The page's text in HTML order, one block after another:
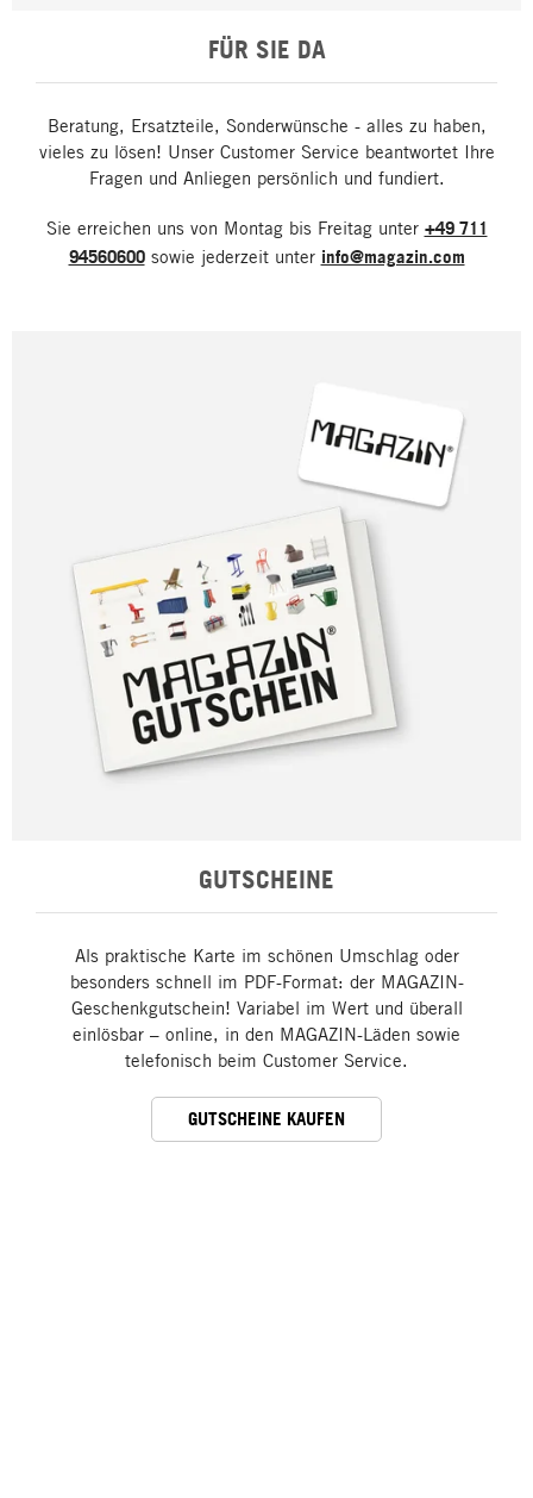
FÜR SIE DA
Beratung, Ersatzteile, Sonderwünsche - alles zu haben,
vieles zu lösen! Unser Customer Service beantwortet Ihre
Fragen und Anliegen persönlich und fundiert.
Sie erreichen uns von Montag bis Freitag unter +49 711
94560600sowie jederzeit unter info@magazin.com
GUTSCHEINE
Als praktische Karte im schönen Umschlag oder
besonders schnell im PDF-Format: der MAGAZIN-
Geschenkgutschein! Variabel im Wert und überall
einlösbar – online, in den MAGAZIN-Läden sowie
telefonisch beim Customer Service.
GUTSCHEINE KAUFEN